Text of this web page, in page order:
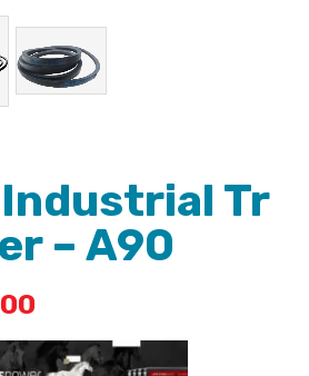
Tr
– A90